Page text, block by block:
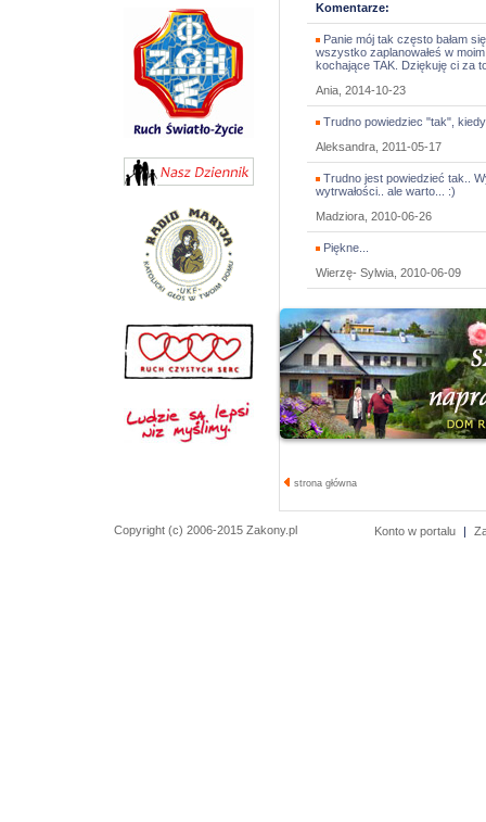
Komentarze:
Panie mój tak często bałam
wszystko zaplanowałeś w
kochające TAK. Dziękuję ci za
Ania, 2014-10-23
Trudno powiedziec "tak",
Aleksandra, 2011-05-17
Trudno jest powiedzieć tak..
wytrwałości.. ale warto... :)
Madziora, 2010-06-26
Piękne...
Wierzę- Sylwia, 2010-06-09
strona główna
Copyright (c) 2006-2015 Zakony.pl Konto w portalu |